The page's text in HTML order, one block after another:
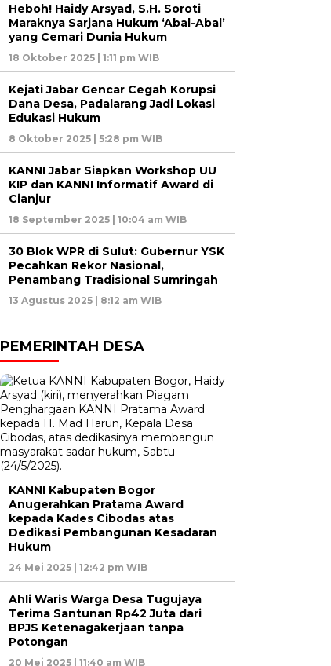
Heboh! Haidy Arsyad, S.H. Soroti
Maraknya Sarjana Hukum ‘Abal-Abal’
yang Cemari Dunia Hukum
18 Oktober 2025 | 1:11 pm WIB
Kejati Jabar Gencar Cegah Korupsi
Dana Desa, Padalarang Jadi Lokasi
Edukasi Hukum
8 Oktober 2025 | 5:28 pm WIB
KANNI Jabar Siapkan Workshop UU
KIP dan KANNI Informatif Award di
Cianjur
18 September 2025 | 10:04 am WIB
30 Blok WPR di Sulut: Gubernur YSK
Pecahkan Rekor Nasional,
Penambang Tradisional Sumringah
13 Agustus 2025 | 8:12 am WIB
PEMERINTAH DESA
KANNI Kabupaten Bogor
Anugerahkan Pratama Award
kepada Kades Cibodas atas
Dedikasi Pembangunan Kesadaran
Hukum
24 Mei 2025 | 12:42 pm WIB
Ahli Waris Warga Desa Tugujaya
Terima Santunan Rp42 Juta dari
BPJS Ketenagakerjaan tanpa
Potongan
20 Mei 2025 | 11:40 am WIB